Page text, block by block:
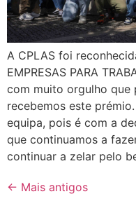
A CPLAS foi
EMPRESAS PARA
com muito orgulho que
recebemos este
equipa, pois é com a
que continuamos a
continuar a zelar pelo
← Mais antigos